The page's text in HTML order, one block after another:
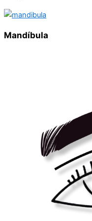
Mandíbula